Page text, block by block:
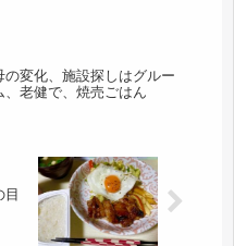
の変化、施設探しはグルー
、老健で、焼売ごはん
目